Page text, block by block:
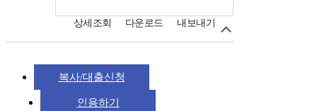
상세조회 다운로드 내보내기
복사/대출신청
인용하기